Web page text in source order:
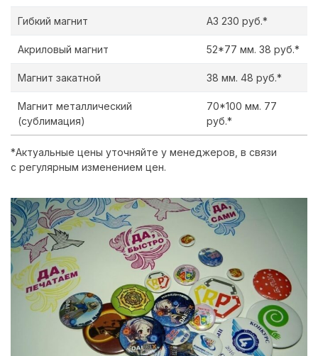
Гибкий магнит А3 230 руб.*
Акриловый магнит 52*77 мм. 38 руб.*
Магнит закатной 38 мм. 48 руб.*
Магнит металлический
(сублимация)
70*100 мм. 77
руб.*
*Актуальные цены уточняйте у менеджеров, в связи
с регулярным изменением цен.